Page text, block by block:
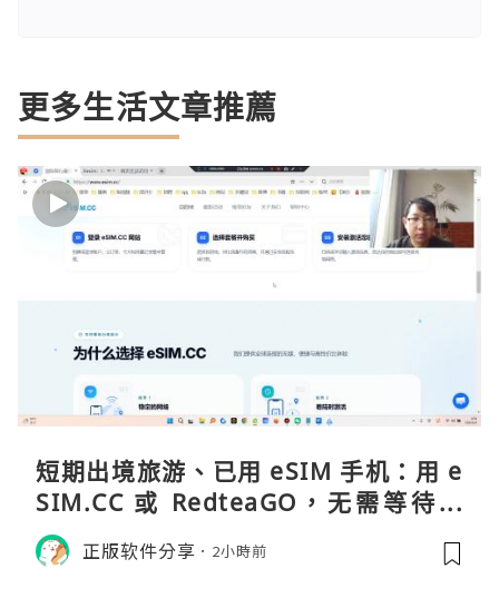
更多生活文章推薦
短期出境旅游、已用 eSIM 手机：用 e
SIM.CC 或 RedteaGO，无需等待收
货。需要“当地号码 + 通话短信”（如
打车、外卖、客户联络）：优先 Redt
正版软件分享 2小時前